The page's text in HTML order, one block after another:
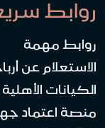
روابط
روابط مهمة
الاستعلام عن
الكيانات
منصة اعتماد